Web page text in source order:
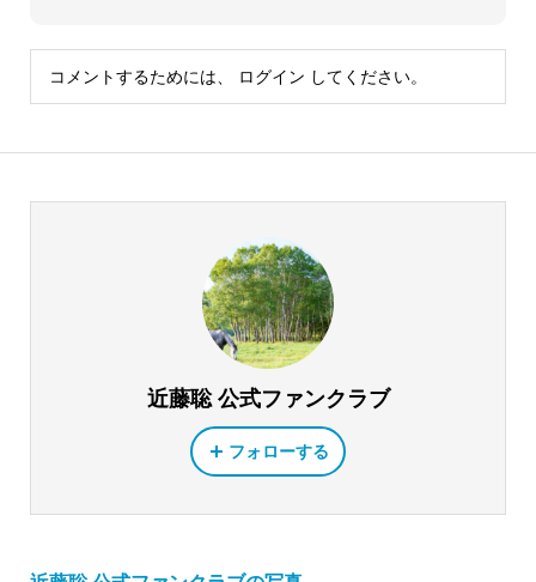
コメントするためには、 ログイン してください。
近藤聡 公式ファンクラブ
フォローする